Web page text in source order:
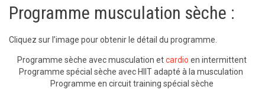
Programme musculation sèche :
Cliquez sur l’image pour obtenir le détail du programme.
Programme sèche avec musculation etcardio en intermittent
Programme spécial sèche avec HIIT adapté à la musculation
Programme en circuit training spécial sèche